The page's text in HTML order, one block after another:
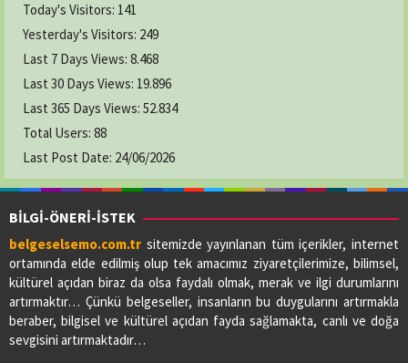
Today's Visitors: 141
Yesterday's Visitors: 249
Last 7 Days Views: 8.468
Last 30 Days Views: 19.896
Last 365 Days Views: 52.834
Total Users: 88
Last Post Date: 24/06/2026
BİLGİ-ÖNERİ-İSTEK
belgeselsemo.com.tr sitemizde yayınlanan tüm içerikler, internet
ortamında elde edilmiş olup tek amacımız ziyaretçilerimize, bilimsel,
kültürel açıdan biraz da olsa faydalı olmak, merak ve ilgi durumlarını
artırmaktır… Çünkü belgeseller, insanların bu duygularını artırmakla
beraber, bilgisel ve kültürel açıdan fayda sağlamakta, canlı ve doğa
sevgisini artırmaktadır…